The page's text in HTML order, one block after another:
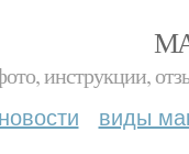
инструкции,
новости виды